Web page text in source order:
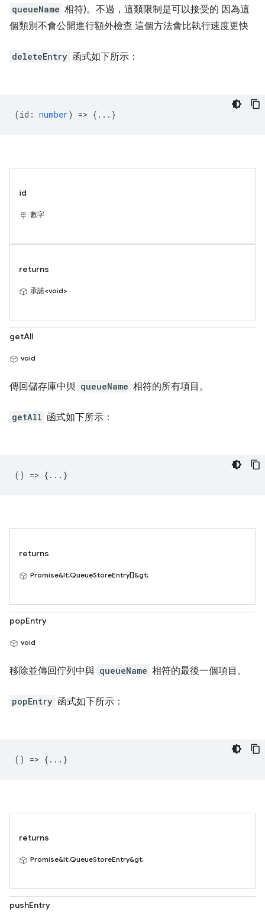
queueName 相符)。不過，這類限制是可以接受的 因為這
個類別不會公開進行額外檢查 這個方法會比執行速度更快
deleteEntry 函式如下所示：
(id : number) => {...}
id
數字
returns
承諾<void>
getAll
void
傳回儲存庫中與 queueName 相符的所有項目。
getAll 函式如下所示：
() => {...}
returns
Promise&lt;QueueStoreEntry[]&gt;
popEntry
void
移除並傳回佇列中與 queueName 相符的最後一個項目。
popEntry 函式如下所示：
() => {...}
returns
Promise&lt;QueueStoreEntry&gt;
pushEntry